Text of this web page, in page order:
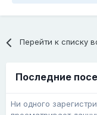
Перейти к списку
Последние
Ни одного